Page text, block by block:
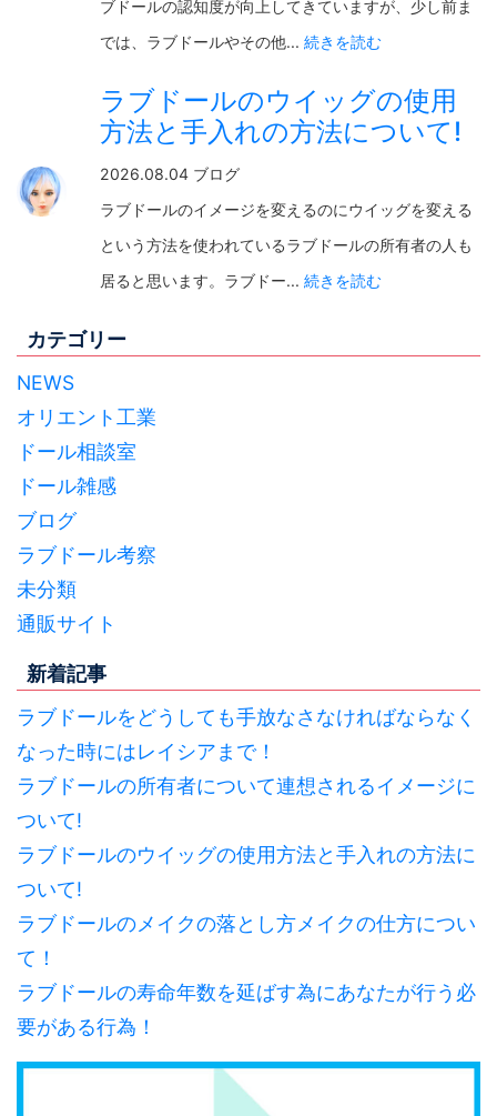
ブドールの認知度が向上してきていますが、少し前ま
では、ラブドールやその他... 続きを読む
ラブドールのウイッグの使用
方法と手入れの方法について!
2026.08.04 ブログ
ラブドールのイメージを変えるのにウイッグを変える
という方法を使われているラブドールの所有者の人も
居ると思います。ラブドー... 続きを読む
カテゴリー
NEWS
オリエント工業
ドール相談室
ドール雑感
ブログ
ラブドール考察
未分類
通販サイト
新着記事
ラブドールをどうしても手放なさなければならなく
なった時にはレイシアまで！
ラブドールの所有者について連想されるイメージに
ついて!
ラブドールのウイッグの使用方法と手入れの方法に
ついて!
ラブドールのメイクの落とし方メイクの仕方につい
て！
ラブドールの寿命年数を延ばす為にあなたが行う必
要がある行為！